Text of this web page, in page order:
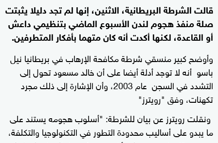
قالت الشرطة البريطانية، الاثنين، إنها لم تجد دليلا يثبتت
صلة منفذ هجوم لندن الأسبوع الماضي بتنظيمي داعش
أو القاعدة، لكنها أكدت أنه كان متهما بأفكار المتطرفين.
وأوضح كبير منسقي شرطة مكافحة الإرهاب في بريطانيا نيل
باسو أنه لا توجد أدلة أيضا على أن خالد مسعود تحول إلى
التشدد في السجن عام 2003، وأن الإشارة إلى ذلك مجرد
تكهنات، وفق "رويترز"
ونقلت رويترز عن بيان للشرطة: "أسلوب هجومه يستند على
ما يبدو على أساليب محدودة التطور في التكنولوجيا والتكلفة،